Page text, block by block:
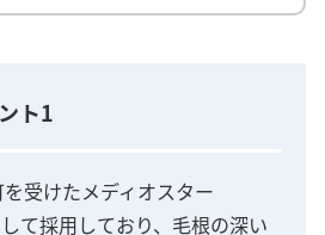
ト1
受けたメディオスター
て採用しており、毛根の深い